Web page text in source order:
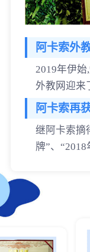
阿卡索外
2019年伊
外教网迎来
阿卡索再
继阿卡索摘
牌”、